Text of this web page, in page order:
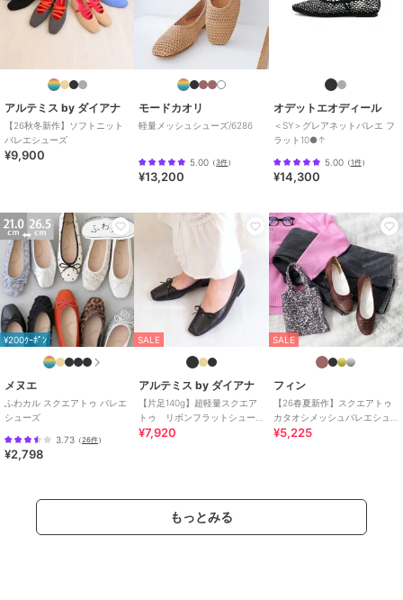
アルテミス by ダイアナ
【26秋冬新作】ソフトニット
バレエシューズ
¥9,900
モードカオリ
軽量メッシュシューズ/6286
5.00 （3件）
¥13,200
オデットエオディール
＜SY＞グレアネットバレエ フ
ラット10●↑
5.00（1件）
¥14,300
¥200ｸｰﾎﾟﾝ
メヌエ
ふわカル スクエアトゥ バレエ
シューズ
3.73 （26件）
¥2,798
SALE
アルテミス by ダイアナ
【片足140g】超軽量スクエア
トゥ リボンフラットシュー
ズ
¥7,920
SALE
フィン
【26春夏新作】スクエアトゥ
カタオシメッシュバレエシュ
ーズ【低反発スポンジ入り】
¥5,225
もっとみる